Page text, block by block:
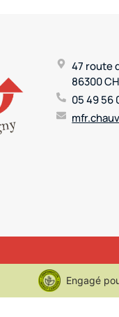
47 route
86300
05 49 56
Engagé